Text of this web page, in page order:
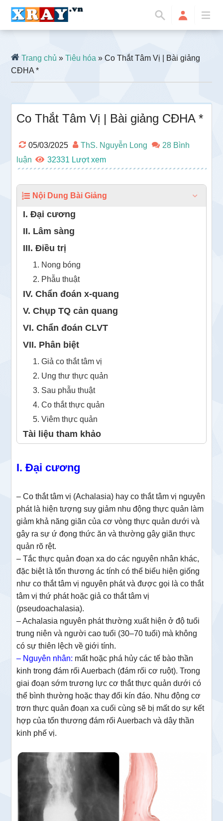
Trang chủ »Tiêu hóa » Co Thắt Tâm Vị | Bài giảng
CĐHA *
Co Thắt Tâm Vị | Bài giảng CĐHA *
05/03/2025 ThS. Nguyễn Long
28 Bình
luận
32331
Nội Dung Bài Giảng
I. Đại cương
II. Lâm sàng
III. Điều trị
1. Nong bóng
2. Phẫu thuật
IV. Chẩn đoán x-quang
V. Chụp TQ cản quang
VI. Chẩn đoán CLVT
VII. Phân biệt
1. Giả co thắt tâm vị
2. Ung thư thực quản
3. Sau phẫu thuật
4. Co thắt thực quản
5. Viêm thực quản
Tài liệu tham khảo
I. Đại cương
– Co thắt tâm vị (Achalasia) hay co thắt tâm vị nguyên
phát là hiện tượng suy giảm nhu động thực quản làm
giảm khả năng giãn của cơ vòng thực quản dưới và
gây ra sự ứ đọng thức ăn và thường gây giãn thực
quản rõ rệt.
– Tắc thực quản đoạn xa do các nguyên nhân khác,
đặc biệt là tổn thương ác tính có thể biểu hiện giống
như co thắt tâm vị nguyên phát và được gọi là co thắt
tâm vị thứ phát hoặc giả co thắt tâm vị
(pseudoachalasia).
– Achalasia nguyên phát thường xuất hiện ở độ tuổi
trung niên và người cao tuổi (30–70 tuổi) mà không
có sự thiên lệch về giới tính.
– Nguyên nhân: mất hoặc phá hủy các tế bào thần
kinh trong đám rối Auerbach (đám rối cơ ruột). Trong
giai đoạn sớm trương lực cơ thắt thực quản dưới có
thể bình thường hoặc thay đổi kín đáo. Nhu động cơ
trơn thực quản đoạn xa cuối cùng sẽ bị mất do sự kết
hợp của tổn thương đám rối Auerbach và dây thần
kinh phế vị.